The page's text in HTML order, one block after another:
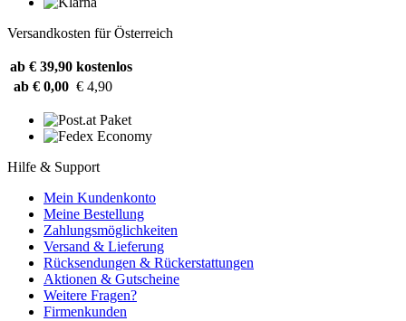
Versandkosten für Österreich
ab € 39,90 kostenlos
ab € 0,00 € 4,90
Hilfe & Support
Mein Kundenkonto
Meine Bestellung
Zahlungsmöglichkeiten
Versand & Lieferung
Rücksendungen & Rückerstattungen
Aktionen & Gutscheine
Weitere Fragen?
Firmenkunden